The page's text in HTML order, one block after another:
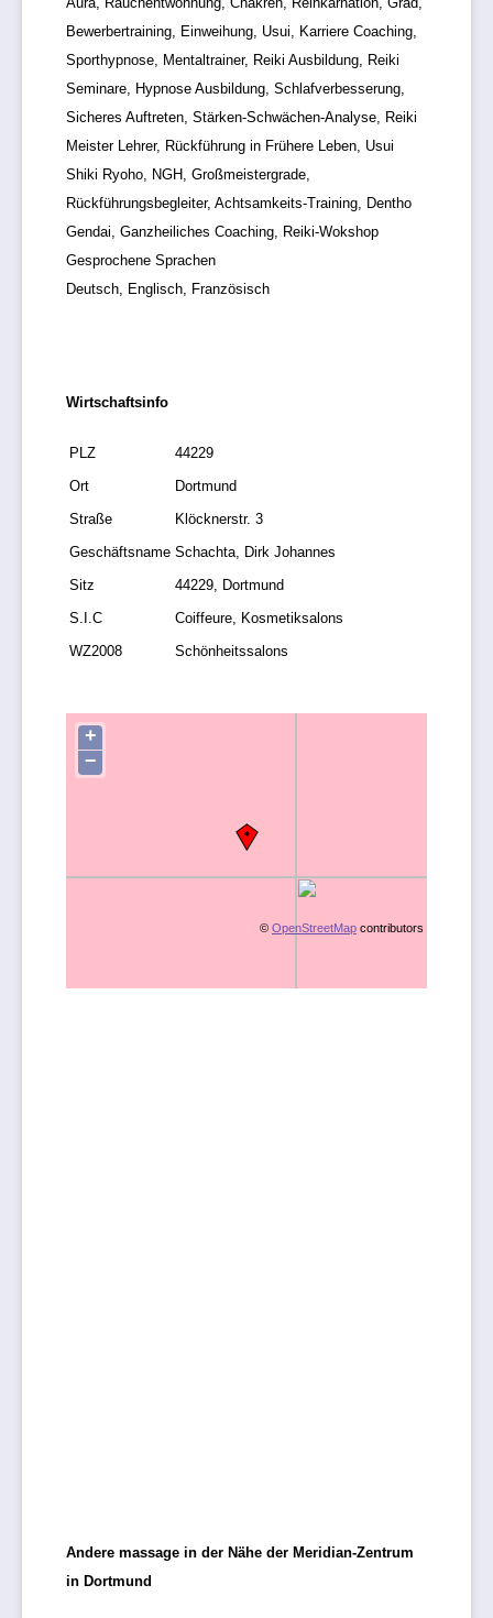
Bewerbertraining, Einweihung, Usui, Karriere Coaching,
Sporthypnose, Mentaltrainer, Reiki Ausbildung, Reiki
Seminare, Hypnose Ausbildung, Schlafverbesserung,
Sicheres Auftreten, Stärken-Schwächen-Analyse, Reiki
Meister Lehrer, Rückführung in Frühere Leben, Usui
Shiki Ryoho, NGH, Großmeistergrade,
Rückführungsbegleiter, Achtsamkeits-Training, Dentho
Gendai, Ganzheiliches Coaching, Reiki-Wokshop
Gesprochene Sprachen
Deutsch, Englisch, Französisch
Wirtschaftsinfo
PLZ
44229
Ort
Dortmund
Straße
Klöcknerstr. 3
Geschäftsname Schachta, Dirk Johannes
Sitz
44229, Dortmund
S.I.C
Coiffeure, Kosmetiksalons
WZ2008
Schönheitssalons
+
−
© OpenStreetMap contributors
Andere massage in der Nähe der Meridian-Zentrum
in Dortmund